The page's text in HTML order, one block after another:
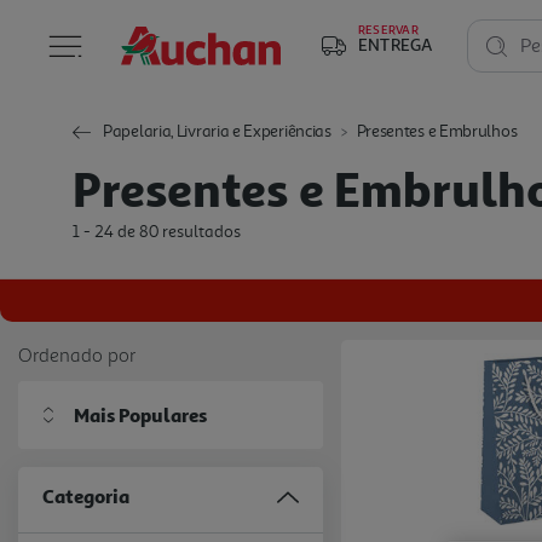
RESERVAR
ENTREGA
Papelaria, Livraria e Experiências Presentes e Embrulhos
Presentes e
1 - 24 de 80 resultados
Ordenado por
Mais Populares
Categoria